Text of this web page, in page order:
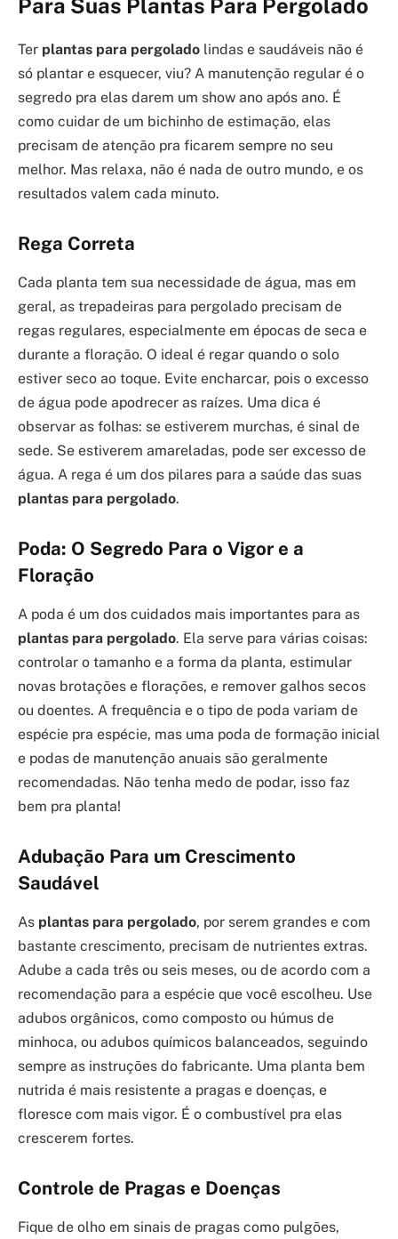
Para Suas Plantas Para Pergolado
Ter plantas para pergolado lindas e saudáveis não é
só plantar e esquecer, viu? A manutenção regular é o
segredo pra elas darem um show ano após ano. É
como cuidar de um bichinho de estimação, elas
precisam de atenção pra ficarem sempre no seu
melhor. Mas relaxa, não é nada de outro mundo, e os
resultados valem cada minuto.
Rega Correta
Cada planta tem sua necessidade de água, mas em
geral, as trepadeiras para pergolado precisam de
regas regulares, especialmente em épocas de seca e
durante a floração. O ideal é regar quando o solo
estiver seco ao toque. Evite encharcar, pois o excesso
de água pode apodrecer as raízes. Uma dica é
observar as folhas: se estiverem murchas, é sinal de
sede. Se estiverem amareladas, pode ser excesso de
água. A rega é um dos pilares para a saúde das suas
plantas para pergolado.
Poda: O Segredo Para o Vigor e a
Floração
A poda é um dos cuidados mais importantes para as
plantas para pergolado. Ela serve para várias coisas:
controlar o tamanho e a forma da planta, estimular
novas brotações e florações, e remover galhos secos
ou doentes. A frequência e o tipo de poda variam de
espécie pra espécie, mas uma poda de formação inicial
e podas de manutenção anuais são geralmente
recomendadas. Não tenha medo de podar, isso faz
bem pra planta!
Adubação Para um Crescimento
Saudável
As plantas para pergolado, por serem grandes e com
bastante crescimento, precisam de nutrientes extras.
Adube a cada três ou seis meses, ou de acordo com a
recomendação para a espécie que você escolheu. Use
adubos orgânicos, como composto ou húmus de
minhoca, ou adubos químicos balanceados, seguindo
sempre as instruções do fabricante. Uma planta bem
nutrida é mais resistente a pragas e doenças, e
floresce com mais vigor. É o combustível pra elas
crescerem fortes.
Controle de Pragas e Doenças
Fique de olho em sinais de pragas como pulgões,